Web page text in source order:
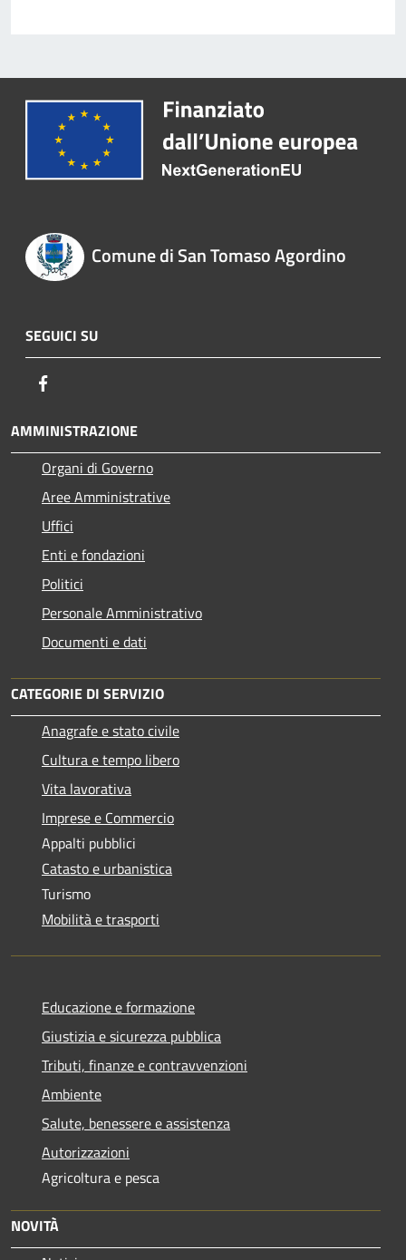
Comune di San Tomaso Agordino
SEGUICI SU
AMMINISTRAZIONE
Organi di Governo
Aree Amministrative
Uffici
Enti e fondazioni
Politici
Personale Amministrativo
Documenti e dati
CATEGORIE DI SERVIZIO
Anagrafe e stato civile
Cultura e tempo libero
Vita lavorativa
Imprese e Commercio
Appalti pubblici
Catasto e urbanistica
Turismo
Mobilità e trasporti
Educazione e formazione
Giustizia e sicurezza pubblica
Tributi, finanze e contravvenzioni
Ambiente
Salute, benessere e assistenza
Autorizzazioni
Agricoltura e pesca
NOVITÀ